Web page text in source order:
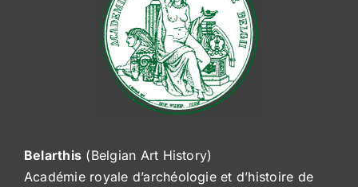
Belarthis (Belgian Art History)
Académie royale d’archéologie et d’histoire de